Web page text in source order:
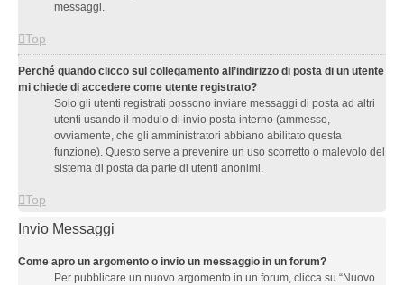
messaggi.
Top
Perché quando clicco sul collegamento all’indirizzo di posta di un utente
mi chiede di accedere come utente registrato?
Solo gli utenti registrati possono inviare messaggi di posta ad altri
utenti usando il modulo di invio posta interno (ammesso,
ovviamente, che gli amministratori abbiano abilitato questa
funzione). Questo serve a prevenire un uso scorretto o malevolo del
sistema di posta da parte di utenti anonimi.
Top
Invio Messaggi
Come apro un argomento o invio un messaggio in un forum?
Per pubblicare un nuovo argomento in un forum, clicca su “Nuovo